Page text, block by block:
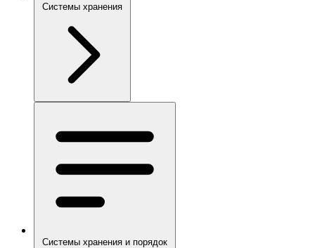
Системы хранения
Системы хранения и порядок